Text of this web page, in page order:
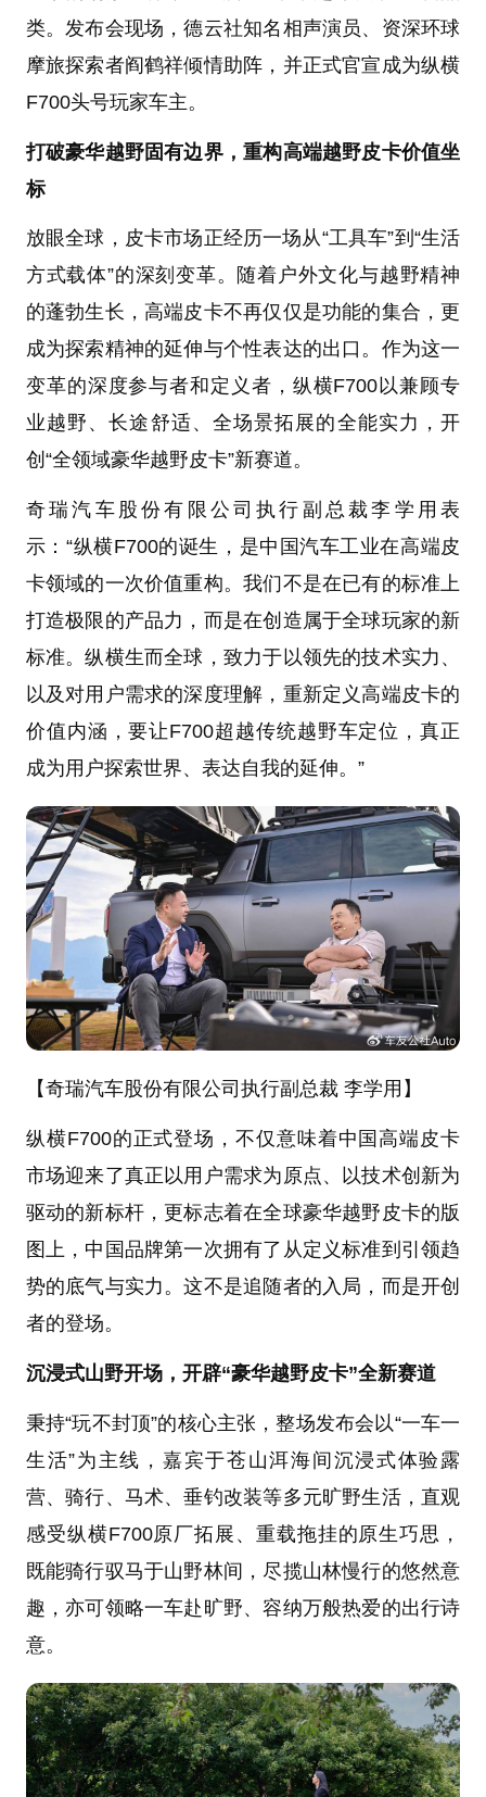
类。发布会现场，德云社知名相声演员、资深环球
摩旅探索者阎鹤祥倾情助阵，并正式官宣成为纵横
F700头号玩家车主。
打破豪华越野固有边界，重构高端越野皮卡价值坐
标
放眼全球，皮卡市场正经历一场从“工具车”到“生活
方式载体”的深刻变革。随着户外文化与越野精神
的蓬勃生长，高端皮卡不再仅仅是功能的集合，更
成为探索精神的延伸与个性表达的出口。作为这一
变革的深度参与者和定义者，纵横F700以兼顾专
业越野、长途舒适、全场景拓展的全能实力，开
创“全领域豪华越野皮卡”新赛道。
奇瑞汽车股份有限公司执行副总裁李学用表
示：“纵横F700的诞生，是中国汽车工业在高端皮
卡领域的一次价值重构。我们不是在已有的标准上
打造极限的产品力，而是在创造属于全球玩家的新
标准。纵横生而全球，致力于以领先的技术实力、
以及对用户需求的深度理解，重新定义高端皮卡的
价值内涵，要让F700超越传统越野车定位，真正
成为用户探索世界、表达自我的延伸。”
【奇瑞汽车股份有限公司执行副总裁 李学用】
纵横F700的正式登场，不仅意味着中国高端皮卡
市场迎来了真正以用户需求为原点、以技术创新为
驱动的新标杆，更标志着在全球豪华越野皮卡的版
图上，中国品牌第一次拥有了从定义标准到引领趋
势的底气与实力。这不是追随者的入局，而是开创
者的登场。
沉浸式山野开场，开辟“豪华越野皮卡”全新赛道
秉持“玩不封顶”的核心主张，整场发布会以“一车一
生活”为主线，嘉宾于苍山洱海间沉浸式体验露
营、骑行、马术、垂钓改装等多元旷野生活，直观
感受纵横F700原厂拓展、重载拖挂的原生巧思，
既能骑行驭马于山野林间，尽揽山林慢行的悠然意
趣，亦可领略一车赴旷野、容纳万般热爱的出行诗
意。